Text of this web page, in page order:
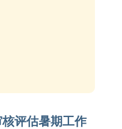
评估暑期工作